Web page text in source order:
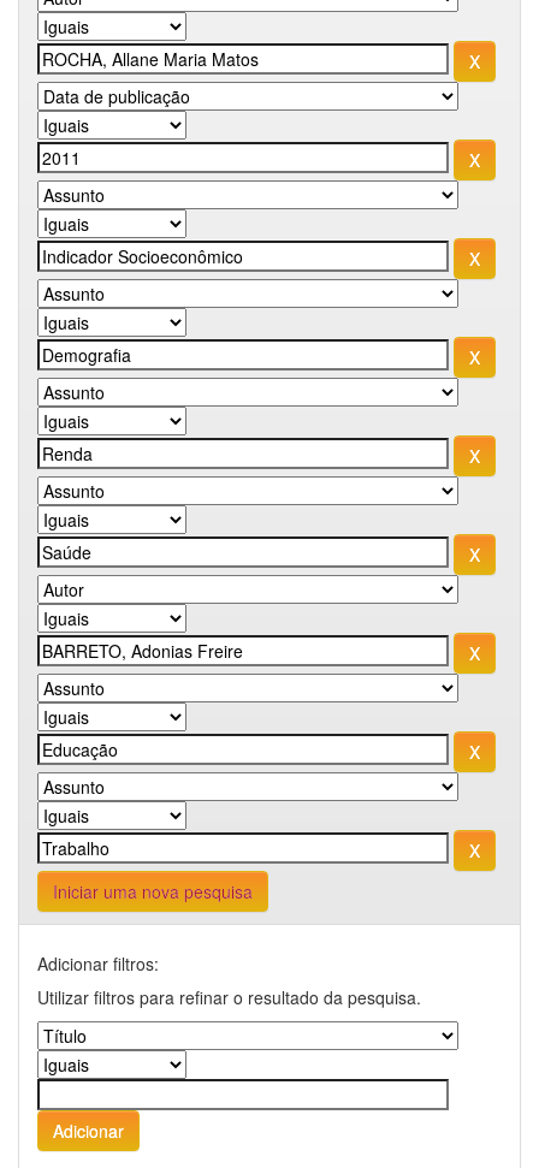
Iniciar uma nova pesquisa
Adicionar filtros:
Utilizar filtros para refinar o resultado da pesquisa.